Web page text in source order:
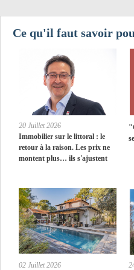
Ce qu'il faut savoir
20 Juillet 2026
Immobilier sur le littoral : le
retour à la raison. Les prix ne
montent plus… ils s'ajustent
02 Juillet 2026